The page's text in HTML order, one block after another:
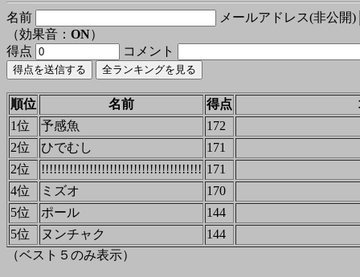
名前
メールアドレス(非公開)
（効果音： ON）
得点
コメント
順位 名前 得点
1位
予感魚
172
2位
ひでむし
171
2位
!!!!!!!!!!!!!!!!!!!!!!!!!!!!!!!!!!!!!!!! 171
4位
ミズオ
170
5位
ポール
144
5位
ヌンチャク
144
（ベスト５のみ表示）